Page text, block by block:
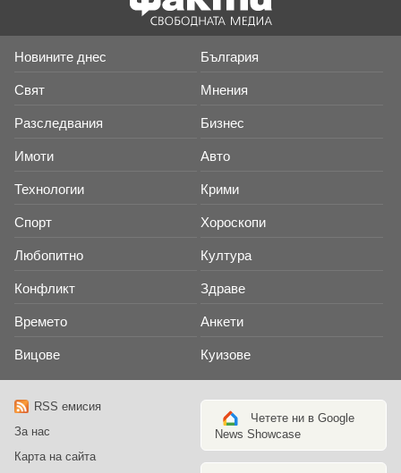
Новините днес България
Свят Мнения
Разследвания Бизнес
Имоти Авто
Технологии Крими
Спорт Хороскопи
Любопитно Култура
Конфликт Здраве
Времето Анкети
Вицове Куизове
RSS емисия
За нас
Карта на сайта
Четете ни в Google
News Showcase